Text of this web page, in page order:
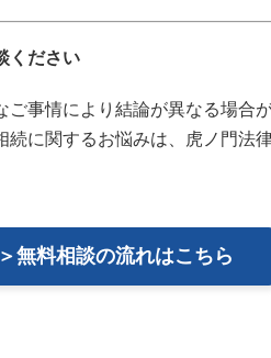
ください
事情により結論が異なる場合
に関するお悩みは、虎ノ門法
無料相談の流れはこちら